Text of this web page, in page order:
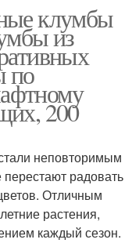
клумбы
из
по
200
неповторимым
радовать
Отличным
растения,
каждый сезон.